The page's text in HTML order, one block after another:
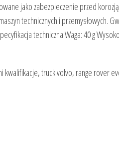
jako zabezpieczenie przed
technicznych i przemysłowych.
techniczna Waga: 40 g
kwalifikacje, truck volvo, range rover